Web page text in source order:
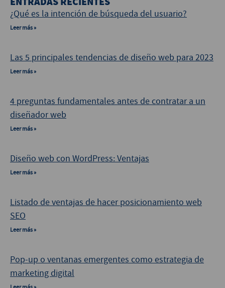
¿Qué es la intención de búsqueda del usuario?
Leer más »
Las 5 principales tendencias de diseño web para 2023
Leer más »
4 preguntas fundamentales antes de contratar a un
diseñador web
Leer más »
Diseño web con WordPress: Ventajas
Leer más »
Listado de ventajas de hacer posicionamiento web
SEO
Leer más »
Pop-up o ventanas emergentes como estrategia de
marketing digital